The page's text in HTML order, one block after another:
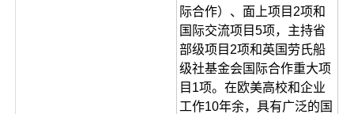
际合作）、面上项目2项和
国际交流项目5项，主持省
部级项目2项和英国劳氏船
级社基金会国际合作重大项
目1项。在欧美高校和企业
工作10年余，具有广泛的国